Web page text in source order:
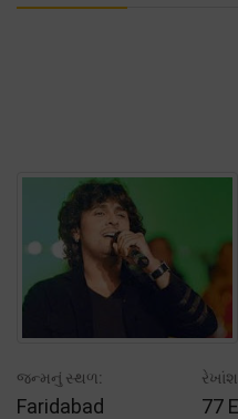
જન્મનું સ્થળ:
Faridabad 77